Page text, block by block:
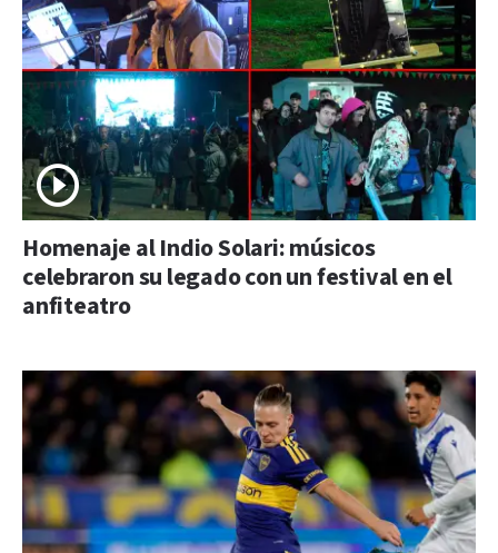
Homenaje al Indio Solari: músicos
celebraron su legado con un festival en el
anfiteatro